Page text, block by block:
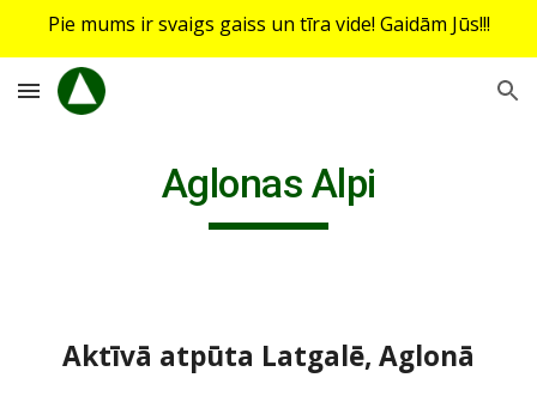
Pie mums ir svaigs gaiss un tīra vide! Gaidām Jūs!!!
Aglonas Alpi
Aktīvā atpūta Latgalē, Aglonā